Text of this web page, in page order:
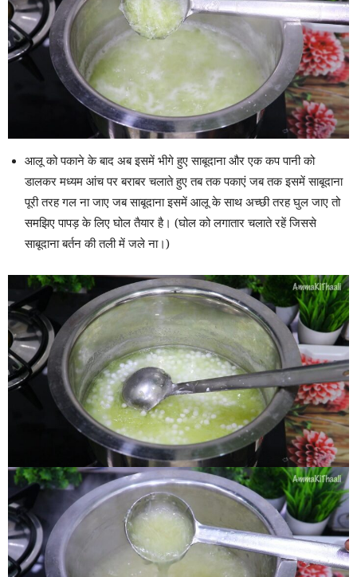
आलू को पकाने के बाद अब इसमें भीगे हुए साबूदाना और एक कप पानी को
डालकर मध्यम आंच पर बराबर चलाते हुए तब तक पकाएं जब तक इसमें साबूदाना
पूरी तरह गल ना जाए जब साबूदाना इसमें आलू के साथ अच्छी तरह घुल जाए तो
समझिए पापड़ के लिए घोल तैयार है। (घोल को लगातार चलाते रहें जिससे
साबूदाना बर्तन की तली में जले ना।)